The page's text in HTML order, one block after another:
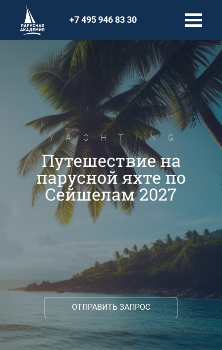
+7 495 946 83 30
YACHTING
Путешествие на
парусной яхте по
Сейшелам 2027
ОТПРАВИТЬ ЗАПРОС